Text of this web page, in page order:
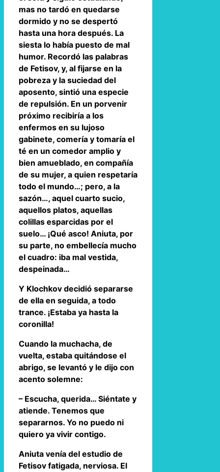
mas no tardó en quedarse
dormido y no se despertó
hasta una hora después. La
siesta lo había puesto de mal
humor. Recordó las palabras
de Fetisov, y, al fijarse en la
pobreza y la suciedad del
aposento, sintió una especie
de repulsión. En un porvenir
próximo recibiría a los
enfermos en su lujoso
gabinete, comería y tomaría el
té en un comedor amplio y
bien amueblado, en compañía
de su mujer, a quien respetaría
todo el mundo…; pero, a la
sazón…, aquel cuarto sucio,
aquellos platos, aquellas
colillas esparcidas por el
suelo… ¡Qué asco! Aniuta, por
su parte, no embellecía mucho
el cuadro: iba mal vestida,
despeinada…
Y Klochkov decidió separarse
de ella en seguida, a todo
trance. ¡Estaba ya hasta la
coronilla!
Cuando la muchacha, de
vuelta, estaba quitándose el
abrigo, se levantó y le dijo con
acento solemne:
– Escucha, querida… Siéntate y
atiende. Tenemos que
separarnos. Yo no puedo ni
quiero ya vivir contigo.
Aniuta venía del estudio de
Fetisov fatigada, nerviosa. El